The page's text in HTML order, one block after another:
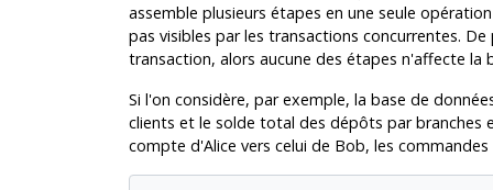
assemble plusieurs étapes en une seule
pas visibles par les transactions concurrentes.
transaction, alors aucune des étapes n'affecte la
Si l'on considère, par exemple, la base de
clients et le solde total des dépôts par branches
compte d'Alice vers celui de Bob, les